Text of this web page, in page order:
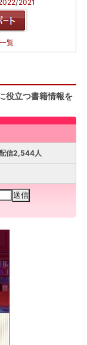
2021
覧
役立つ書籍情報を
信2,544人